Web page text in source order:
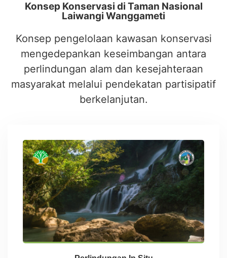
Konsep Konservasi di Taman Nasional
Laiwangi Wanggameti
Konsep pengelolaan kawasan konservasi
mengedepankan keseimbangan antara
perlindungan alam dan kesejahteraan
masyarakat melalui pendekatan partisipatif
berkelanjutan.